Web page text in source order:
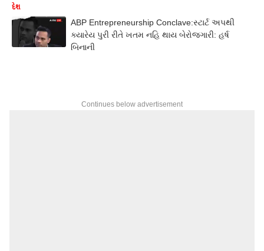
દેશ
ABP Entrepreneurship Conclave:સ્ટાર્ટ અપથી
ક્યારેય પુરી રીતે ખતમ નહિ થાય બેરોજગારી: હર્ષ
બિનાની
Continues below advertisement